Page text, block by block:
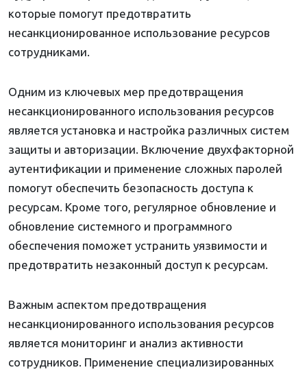
которые помогут предотвратить
несанкционированное использование ресурсов
сотрудниками.
Одним из ключевых мер предотвращения
несанкционированного использования ресурсов
является установка и настройка различных систем
защиты и авторизации. Включение двухфакторной
аутентификации и применение сложных паролей
помогут обеспечить безопасность доступа к
ресурсам. Кроме того, регулярное обновление и
обновление системного и программного
обеспечения поможет устранить уязвимости и
предотвратить незаконный доступ к ресурсам.
Важным аспектом предотвращения
несанкционированного использования ресурсов
является мониторинг и анализ активности
сотрудников. Применение специализированных